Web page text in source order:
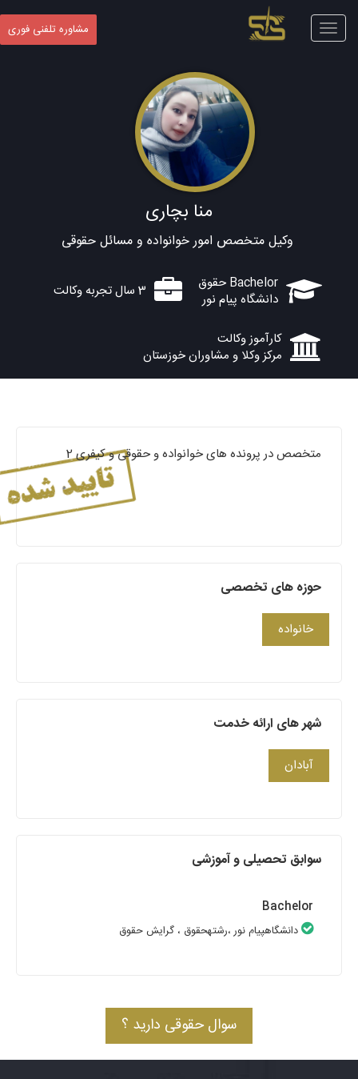
Toggle
navigation
مشاوره تلفنی فوری
منا بچاری
وکیل متخصص امور خوانواده و مسائل حقوقی
Bachelor حقوق
دانشگاه پیام نور
3 سال تجربه وکالت
کارآموز وکالت
مرکز وکلا و مشاوران خوزستان
متخصص در پرونده های خوانواده و حقوقی و کیفری 2
حوزه های تخصصی
خانواده
شهر های ارائه خدمت
آبادان
سوابق تحصیلی و آموزشی
Bachelor
دانشگاهپیام نور ،رشتهحقوق ، گرایش حقوق
سوال حقوقی دارید ؟